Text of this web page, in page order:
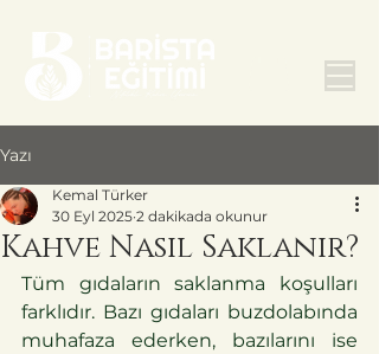
Yazı
Kahve Nasıl Saklanır?
Kemal Türker
30 Eyl 2025 2 dakikada okunur
Tüm gıdaların saklanma koşulları
farklıdır. Bazı gıdaları buzdolabında
muhafaza ederken, bazılarını ise